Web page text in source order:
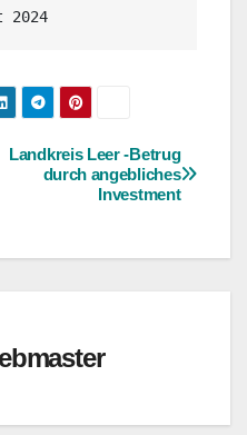
2024
Landkreis Leer -Betrug
durch angebliches
Investment